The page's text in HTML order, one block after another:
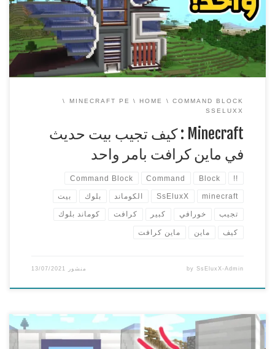
كرافت بيدروك الجوال. ولكن الان انتشرت الكثير والكثير من
الاوامر لماين كرافت بيدروك الجوال وقد تكون اكثر من تلك […]
COMMAND BLOCK
HOME
MINECRAFT PE
SSELUXX
Minecraft : كيف تجيب بيت حديث
في ماين كرافت بامر واحد
!!
Block
Command
Command Block
minecraft
SsEluxX الكوماند بلوك بيت
تجيب خورافي كبير كرافت كوماند بلوك
كيف ماين ماين كرافت
bySsEluxX-Admin منشور 13/07/2021
Minecraft : كيف تسوي كاميرا مراقبة شغالة وانتقال الي بامر
واحد بدون مودات